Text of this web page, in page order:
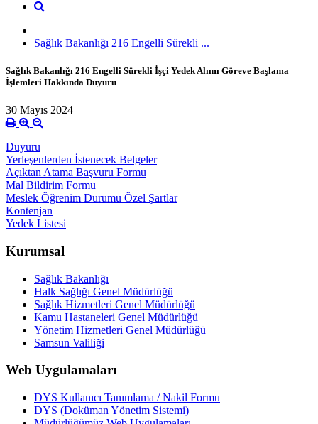
Sağlık Bakanlığı 216 Engelli Sürekli ...
Sağlık Bakanlığı 216 Engelli Sürekli İşçi Yedek Alımı Göreve Başlama
İşlemleri Hakkında Duyuru
30 Mayıs 2024
Duyuru
Yerleşenlerden İstenecek Belgeler
Açıktan Atama Başvuru Formu
Mal Bildirim Formu
Meslek Öğrenim Durumu Özel Şartlar
Kontenjan
Yedek Listesi
Kurumsal
Sağlık Bakanlığı
Halk Sağlığı Genel Müdürlüğü
Sağlık Hizmetleri Genel Müdürlüğü
Kamu Hastaneleri Genel Müdürlüğü
Yönetim Hizmetleri Genel Müdürlüğü
Samsun Valiliği
Web Uygulamaları
DYS Kullanıcı Tanımlama / Nakil Formu
DYS (Doküman Yönetim Sistemi)